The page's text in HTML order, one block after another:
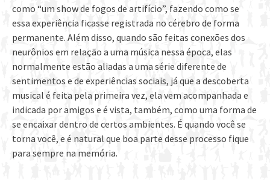
como “um show de fogos de artifício”, fazendo como se
essa experiência ficasse registrada no cérebro de forma
permanente. Além disso, quando são feitas conexões dos
neurônios em relação a uma música nessa época, elas
normalmente estão aliadas a uma série diferente de
sentimentos e de experiências sociais, já que a descoberta
musical é feita pela primeira vez, ela vem acompanhada e
indicada por amigos e é vista, também, como uma forma de
se encaixar dentro de certos ambientes. É quando você se
torna você, e é natural que boa parte desse processo fique
para sempre na memória.